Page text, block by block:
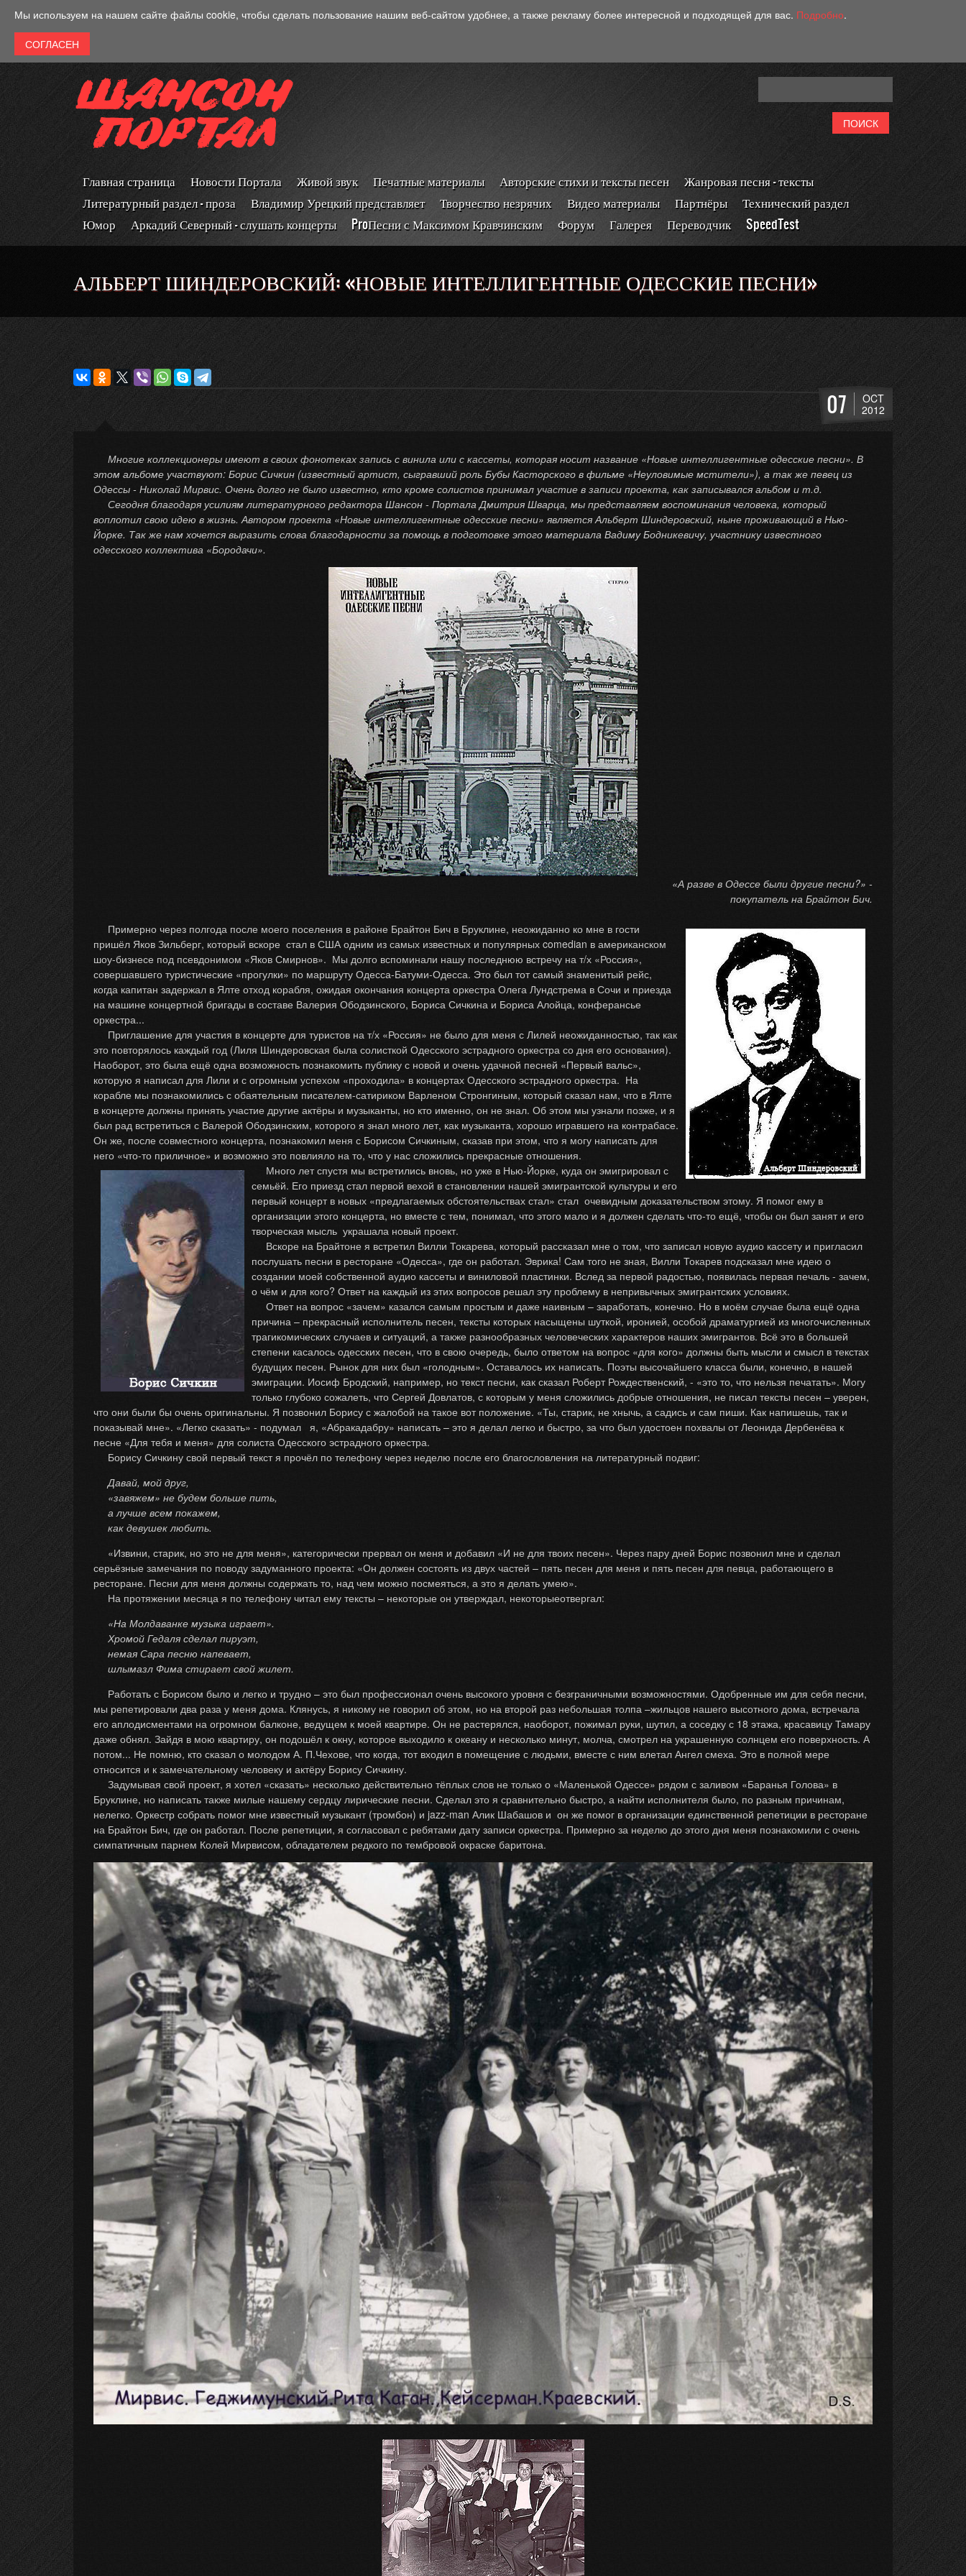
Мы используем на нашем сайте файлы cookie, чтобы сделать пользование нашим веб-сайтом удобнее, а также рекламу более интересной и подходящей для вас. Подробно.
Главная страница Новости Портала Живой звук Печатные материалы Авторские стихи и тексты песен
Жанровая песня - тексты
Литературный раздел - проза
Владимир Урецкий представляет Творчество незрячих Видео материалы Партнёры
Технический раздел
Юмор
Аркадий Северный - слушать концерты ProПесни с Максимом Кравчинским Форум Галерея Переводчик SpeedTest
АЛЬБЕРТ ШИНДЕРОВСКИЙ: «НОВЫЕ ИНТЕЛЛИГЕНТНЫЕ ОДЕССКИЕ ПЕСНИ»
07
OCT
2012
Многие коллекционеры имеют в своих фонотеках запись с винила или с кассеты, которая носит название «Новые интеллигентные одесские песни». В
этом альбоме участвуют: Борис Сичкин (известный артист, сыгравший роль Бубы Касторского в фильме «Неуловимые мстители»), а так же певец из
Одессы - Николай Мирвис. Очень долго не было известно, кто кроме солистов принимал участие в записи проекта, как записывался альбом и т.д.
Сегодня благодаря усилиям литературного редактора Шансон - Портала Дмитрия Шварца, мы представляем воспоминания человека, который
воплотил свою идею в жизнь. Автором проекта «Новые интеллигентные одесские песни» является Альберт Шиндеровский, ныне проживающий в Нью-
Йорке. Так же нам хочется выразить слова благодарности за помощь в подготовке этого материала Вадиму Бодникевичу, участнику известного
одесского коллектива «Бородачи».
«А разве в Одессе были другие песни?» -
покупатель на Брайтон Бич.
Примерно через полгода после моего поселения в районе Брайтон Бич в Бруклине, неожиданно ко мне в гости
пришёл Яков Зильберг, который вскоре стал в США одним из самых известных и популярных comedian в американском
шоу-бизнесе под псевдонимом «Яков Смирнов». Мы долго вспоминали нашу последнюю встречу на т/х «Россия»,
совершавшего туристические «прогулки» по маршруту Одесса-Батуми-Одесса. Это был тот самый знаменитый рейс,
когда капитан задержал в Ялте отход корабля, ожидая окончания концерта оркестра Олега Лундстрема в Сочи и приезда
на машине концертной бригады в составе Валерия Ободзинского, Бориса Сичкина и Бориса Алойца, конферансье
оркестра...
Приглашение для участия в концерте для туристов на т/х «Россия» не было для меня с Лилей неожиданностью, так как
это повторялось каждый год (Лиля Шиндеровская была солисткой Одесского эстрадного оркестра со дня его основания).
Наоборот, это была ещё одна возможность познакомить публику с новой и очень удачной песней «Первый вальс»,
которую я написал для Лили и с огромным успехом «проходила» в концертах Одесского эстрадного оркестра. На
корабле мы познакомились с обаятельным писателем-сатириком Варленом Стронгиным, который сказал нам, что в Ялте
в концерте должны принять участие другие актёры и музыканты, но кто именно, он не знал. Об этом мы узнали позже, и я
был рад встретиться с Валерой Ободзинским, которого я знал много лет, как музыканта, хорошо игравшего на контрабасе.
Он же, после совместного концерта, познакомил меня с Борисом Сичкиным, сказав при этом, что я могу написать для
него «что-то приличное» и возможно это повлияло на то, что у нас сложились прекрасные отношения.
Много лет спустя мы встретились вновь, но уже в Нью-Йорке, куда он эмигрировал с
семьёй. Его приезд стал первой вехой в становлении нашей эмигрантской культуры и его
первый концерт в новых «предлагаемых обстоятельствах стал» стал очевидным доказательством этому. Я помог ему в
организации этого концерта, но вместе с тем, понимал, что этого мало и я должен сделать что-то ещё, чтобы он был занят и его
творческая мысль украшала новый проект.
Вскоре на Брайтоне я встретил Вилли Токарева, который рассказал мне о том, что записал новую аудио кассету и пригласил
послушать песни в ресторане «Одесса», где он работал. Эврика! Сам того не зная, Вилли Токарев подсказал мне идею о
создании моей собственной аудио кассеты и виниловой пластинки. Вслед за первой радостью, появилась первая печаль - зачем,
о чём и для кого? Ответ на каждый из этих вопросов решал эту проблему в непривычных эмигрантских условиях.
Ответ на вопрос «зачем» казался самым простым и даже наивным – заработать, конечно. Но в моём случае была ещё одна
причина – прекрасный исполнитель песен, тексты которых насыщены шуткой, иронией, особой драматургией из многочисленных
трагикомических случаев и ситуаций, а также разнообразных человеческих характеров наших эмигрантов. Всё это в большей
степени касалось одесских песен, что в свою очередь, было ответом на вопрос «для кого» должны быть мысли и смысл в текстах
будущих песен. Рынок для них был «голодным». Оставалось их написать. Поэты высочайшего класса были, конечно, в нашей
эмиграции. Иосиф Бродский, например, но текст песни, как сказал Роберт Рождественский, - «это то, что нельзя печатать». Могу
только глубоко сожалеть, что Сергей Довлатов, с которым у меня сложились добрые отношения, не писал тексты песен – уверен,
что они были бы очень оригинальны. Я позвонил Борису с жалобой на такое вот положение. «Ты, старик, не хнычь, а садись и сам пиши. Как напишешь, так и
показывай мне». «Легко сказать» - подумал я, «Абракадабру» написать – это я делал легко и быстро, за что был удостоен похвалы от Леонида Дербенёва к
песне «Для тебя и меня» для солиста Одесского эстрадного оркестра.
Борису Сичкину свой первый текст я прочёл по телефону через неделю после его благословления на литературный подвиг:
Давай, мой друг,
«завяжем» не будем больше пить,
а лучше всем покажем,
как девушек любить.
«Извини, старик, но это не для меня», категорически прервал он меня и добавил «И не для твоих песен». Через пару дней Борис позвонил мне и сделал
серьёзные замечания по поводу задуманного проекта: «Он должен состоять из двух частей – пять песен для меня и пять песен для певца, работающего в
ресторане. Песни для меня должны содержать то, над чем можно посмеяться, а это я делать умею».
На протяжении месяца я по телефону читал ему тексты – некоторые он утверждал, некоторыеотвергал:
«На Молдаванке музыка играет».
Хромой Гедаля сделал пируэт,
немая Сара песню напевает,
шлымазл Фима стирает свой жилет.
Работать с Борисом было и легко и трудно – это был профессионал очень высокого уровня с безграничными возможностями. Одобренные им для себя песни,
мы репетировали два раза у меня дома. Клянусь, я никому не говорил об этом, но на второй раз небольшая толпа –жильцов нашего высотного дома, встречала
его аплодисментами на огромном балконе, ведущем к моей квартире. Он не растерялся, наоборот, пожимал руки, шутил, а соседку с 18 этажа, красавицу Тамару
даже обнял. Зайдя в мою квартиру, он подошёл к окну, которое выходило к океану и несколько минут, молча, смотрел на украшенную солнцем его поверхность. А
потом... Не помню, кто сказал о молодом А. П.Чехове, что когда, тот входил в помещение с людьми, вместе с ним влетал Ангел смеха. Это в полной мере
относится и к замечательному человеку и актёру Борису Сичкину.
Задумывая свой проект, я хотел «сказать» несколько действительно тёплых слов не только о «Маленькой Одессе» рядом с заливом «Баранья Голова» в
Бруклине, но написать также милые нашему сердцу лирические песни. Сделал это я сравнительно быстро, а найти исполнителя было, по разным причинам,
нелегко. Оркестр собрать помог мне известный музыкант (тромбон) и jazz-man Алик Шабашов и он же помог в организации единственной репетиции в ресторане
на Брайтон Бич, где он работал. После репетиции, я согласовал с ребятами дату записи оркестра. Примерно за неделю до этого дня меня познакомили с очень
симпатичным парнем Колей Мирвисом, обладателем редкого по тембровой окраске баритона.